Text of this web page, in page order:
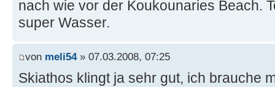
nach wie vor der Koukounaries Beach.
super Wasser.
von meli54» 07.03.2008, 07:25
Skiathos klingt ja sehr gut, ich brauche